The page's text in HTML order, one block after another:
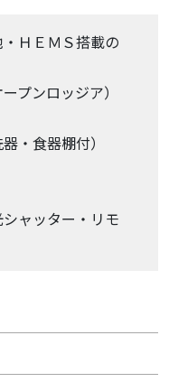
ＨＥＭＳ搭載の
プンロッジア）
・食器棚付）
ャッター・リモ